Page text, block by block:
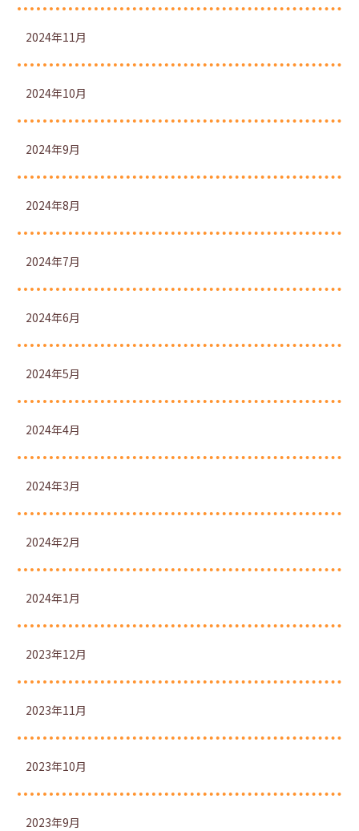
2024年11月
2024年10月
2024年9月
2024年8月
2024年7月
2024年6月
2024年5月
2024年4月
2024年3月
2024年2月
2024年1月
2023年12月
2023年11月
2023年10月
2023年9月